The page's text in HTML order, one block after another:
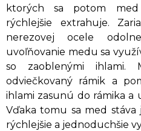
ktorých sa potom
rýchlejšie extrahuje.
nerezovej ocele
uvoľňovanie medu sa
so zaoblenými ihlami.
odviečkovaný rámik a
ihlami zasunú do rámika a
Vďaka tomu sa med
rýchlejšie a jednoduchšie